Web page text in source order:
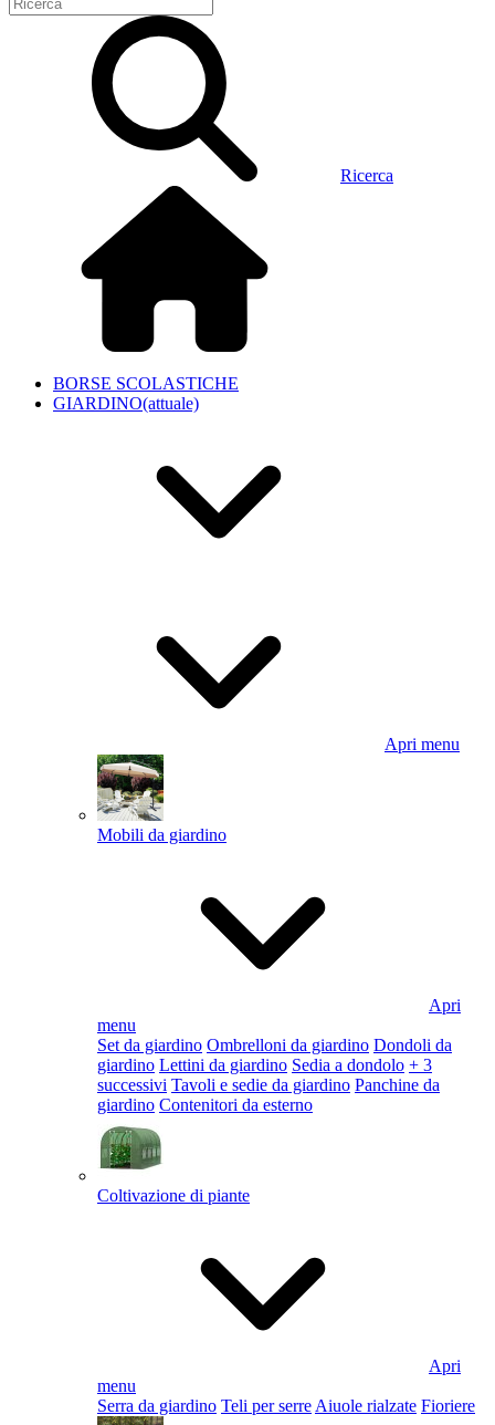
Ricerca
BORSE SCOLASTICHE
GIARDINO(attuale)
Apri menu
Mobili da giardino
Apri
menu
Set da giardino Ombrelloni da giardino Dondoli da
giardino Lettini da giardino Sedia a dondolo + 3
successivi Tavoli e sedie da giardino Panchine da
giardino Contenitori da esterno
Coltivazione di piante
Apri
menu
Serra da giardino Teli per serre Aiuole rialzate Fioriere